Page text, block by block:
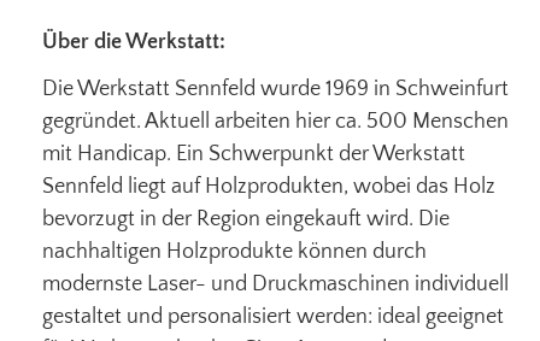
Über die Werkstatt:
Die Werkstatt Sennfeld wurde 1969 in Schweinfurt
gegründet. Aktuell arbeiten hier ca. 500 Menschen
mit Handicap. Ein Schwerpunkt der Werkstatt
Sennfeld liegt auf Holzprodukten, wobei das Holz
bevorzugt in der Region eingekauft wird. Die
nachhaltigen Holzprodukte können durch
modernste Laser- und Druckmaschinen individuell
gestaltet und personalisiert werden: ideal geeignet